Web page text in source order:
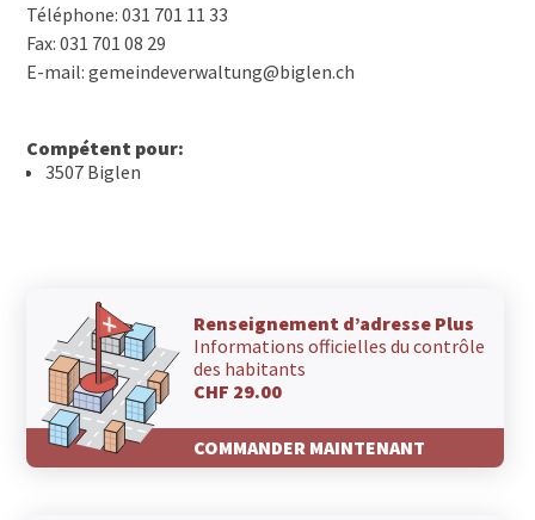
Téléphone: 031 701 11 33
Fax: 031 701 08 29
E-mail: gemeindeverwaltung@biglen.ch
Compétent pour:
3507 Biglen
Renseignement d’adresse Plus
Informations officielles du contrôle
des habitants
CHF 29.00
COMMANDER MAINTENANT